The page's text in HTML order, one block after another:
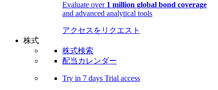
Evaluate over 1 million global bond coverage
and advanced analytical tools
アクセスをリクエスト
株式
株式検索
配当カレンダー
Try in 7 days Trial access